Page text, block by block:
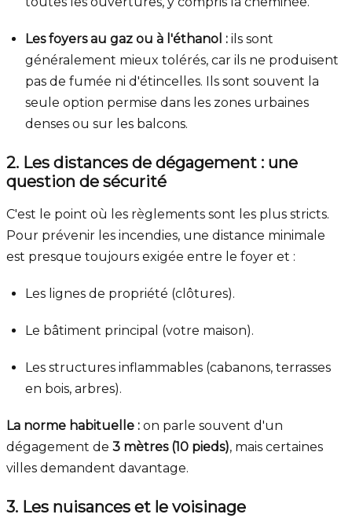
Les foyers au gaz ou à l'éthanol : ils sont
généralement mieux tolérés, car ils ne produisent
pas de fumée ni d'étincelles. Ils sont souvent la
seule option permise dans les zones urbaines
denses ou sur les balcons.
2. Les distances de dégagement : une
question de sécurité
C'est le point où les règlements sont les plus stricts.
Pour prévenir les incendies, une distance minimale
est presque toujours exigée entre le foyer et :
Les lignes de propriété (clôtures).
Le bâtiment principal (votre maison).
Les structures inflammables (cabanons, terrasses
en bois, arbres).
La norme habituelle : on parle souvent d'un
dégagement de 3 mètres (10 pieds), mais certaines
villes demandent davantage.
3. Les nuisances et le voisinage